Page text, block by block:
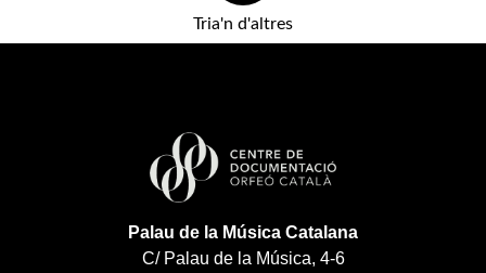
Tria'n d'altres
Palau de la Música Catalana
C/ Palau de la Música, 4-6